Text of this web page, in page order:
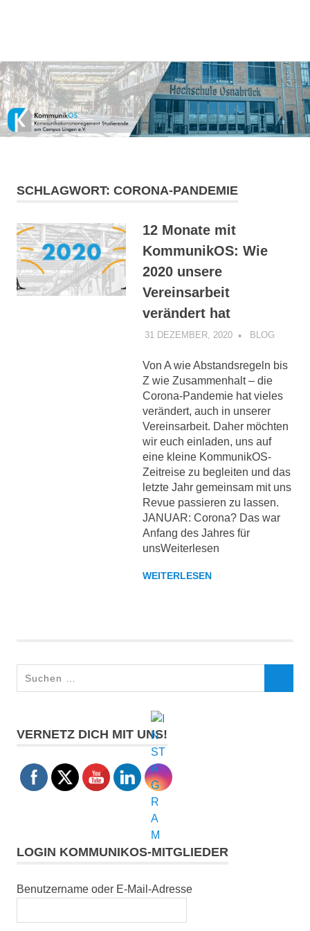
Zum
Inhalt
springen
am
Campus
Lingen
e.V.
SCHLAGWORT: CORONA-PANDEMIE
12 Monate mit
KommunikOS: Wie
2020 unsere
Vereinsarbeit
verändert hat
31 DEZEMBER, 2020 KOMMUNIKOS
BLOG
Von A wie Abstandsregeln bis
Z wie Zusammenhalt – die
Corona-Pandemie hat vieles
verändert, auch in unserer
Vereinsarbeit. Daher möchten
wir euch einladen, uns auf
eine kleine KommunikOS-
Zeitreise zu begleiten und das
letzte Jahr gemeinsam mit uns
Revue passieren zu lassen.
JANUAR: Corona? Das war
Anfang des Jahres für
unsWeiterlesen
WEITERLESEN
VERNETZ DICH MIT UNS!
LOGIN KOMMUNIKOS-MITGLIEDER
Benutzername oder E-Mail-Adresse